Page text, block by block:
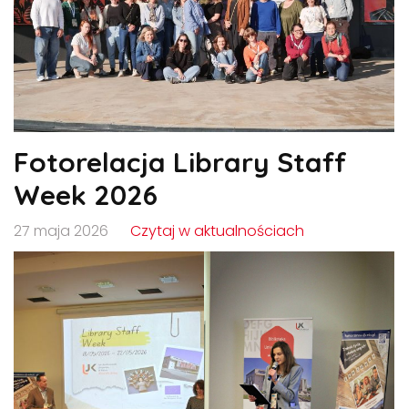
Fotorelacja Library Staff
Week 2026
27 maja 2026 Czytaj w aktualnościach